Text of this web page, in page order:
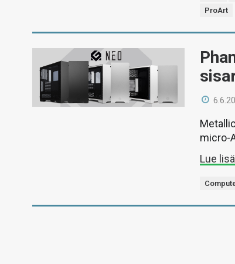
ProArt
micro-
Lue